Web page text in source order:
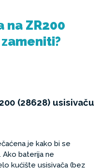
na ZR200
(28628) usisivaču
je kako bi se
Ako baterija ne
kućište usisivača (bez